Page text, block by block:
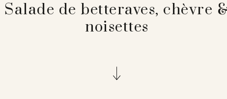
Salade de betteraves, chèvre
noisettes